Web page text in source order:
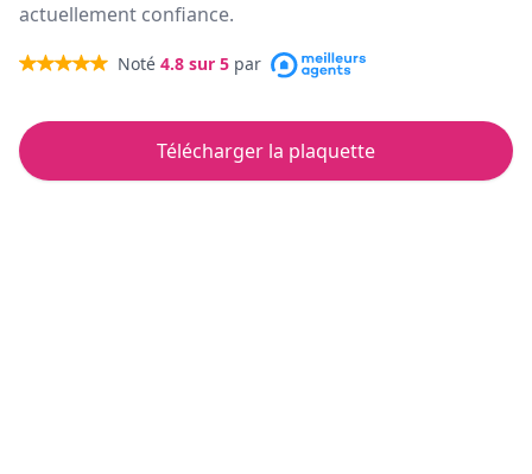
actuellement confiance.
Noté 4.8 sur 5 par
Télécharger la plaquette